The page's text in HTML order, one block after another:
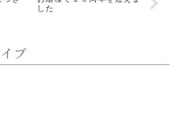
した
ブ